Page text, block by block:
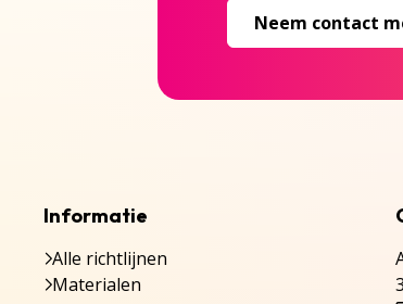
Neem contact
Informatie
Alle richtlijnen
Materialen